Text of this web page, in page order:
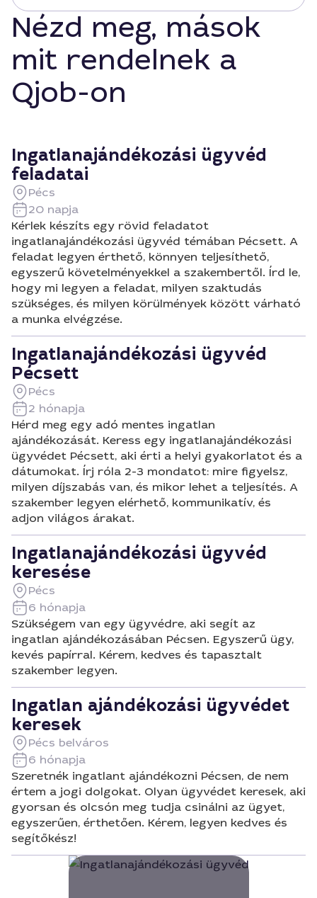
Nézd meg, mások
mit rendelnek a
Qjob-on
Ingatlanajándékozási ügyvéd
feladatai
Pécs
20 napja
Kérlek készíts egy rövid feladatot
ingatlanajándékozási ügyvéd témában Pécsett. A
feladat legyen érthető, könnyen teljesíthető,
egyszerű követelményekkel a szakembertől. Írd le,
hogy mi legyen a feladat, milyen szaktudás
szükséges, és milyen körülmények között várható
a munka elvégzése.
Ingatlanajándékozási ügyvéd
Pécsett
Pécs
2 hónapja
Hérd meg egy adó mentes ingatlan
ajándékozását. Keress egy ingatlanajándékozási
ügyvédet Pécsett, aki érti a helyi gyakorlatot és a
dátumokat. Írj róla 2-3 mondatot: mire figyelsz,
milyen díjszabás van, és mikor lehet a teljesítés. A
szakember legyen elérhető, kommunikatív, és
adjon világos árakat.
Ingatlanajándékozási ügyvéd
keresése
Pécs
6 hónapja
Szükségem van egy ügyvédre, aki segít az
ingatlan ajándékozásában Pécsen. Egyszerű ügy,
kevés papírral. Kérem, kedves és tapasztalt
szakember legyen.
Ingatlan ajándékozási ügyvédet
keresek
Pécs belváros
6 hónapja
Szeretnék ingatlant ajándékozni Pécsen, de nem
értem a jogi dolgokat. Olyan ügyvédet keresek, aki
gyorsan és olcsón meg tudja csinálni az ügyet,
egyszerűen, érthetően. Kérem, legyen kedves és
segítőkész!